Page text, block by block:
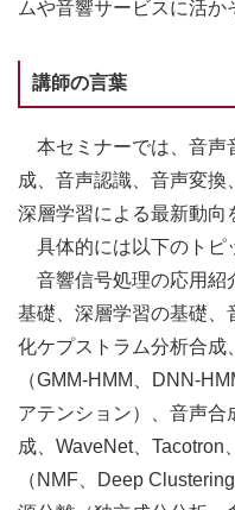
ムや音響サービスに活か
講師の言葉
本セミナーでは、音声
成、音声認識、音声変換
深層学習による最新動向
具体的には以下のトピ
音響信号処理の応用紹
基礎、深層学習の基礎
化ケプストラム分析合成
（GMM-HMM、DNN-
アテンション）、音声
成、WaveNet、Tacotron
（NMF、Deep